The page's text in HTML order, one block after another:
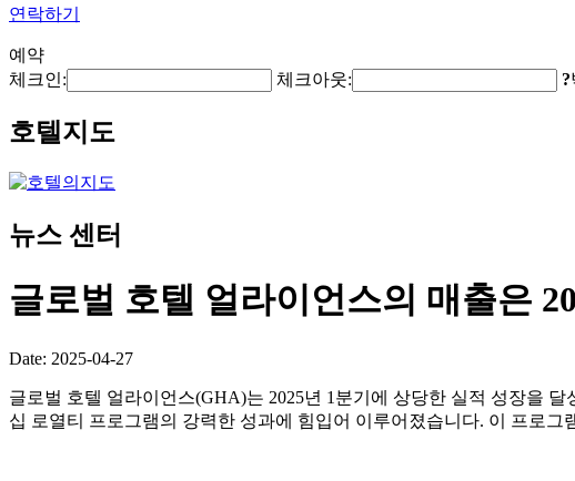
연락하기
예약
체크인:
체크아웃: ?
호텔지도
뉴스 센터
글로벌 호텔 얼라이언스의 매출은
Date: 2025-04-27
글로벌 호텔 얼라이언스(GHA)는 2025년 1분기에 상당한 실적 성장을
십 로열티 프로그램의 강력한 성과에 힘입어 이루어졌습니다. 이 프로